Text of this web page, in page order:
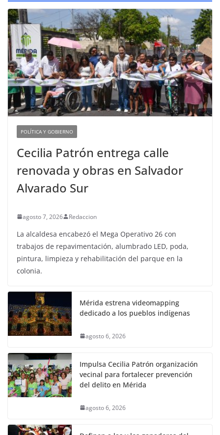
POLÍTICA Y GOBIERNO
Cecilia Patrón entrega calle
renovada y obras en Salvador
Alvarado Sur
agosto 7, 2026 Redaccion
La alcaldesa encabezó el Mega Operativo 26 con
trabajos de repavimentación, alumbrado LED, poda,
pintura, limpieza y rehabilitación del parque en la
colonia.
Mérida estrena videomapping
dedicado a los pueblos indígenas
agosto 6, 2026
Impulsa Cecilia Patrón organización
vecinal para fortalecer prevención
del delito en Mérida
agosto 6, 2026